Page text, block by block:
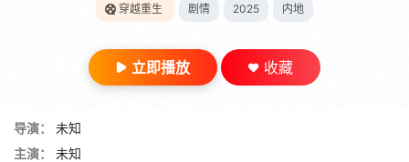
穿越重生 剧情 2025 内地
立即播放 收藏
导演：
未知
主演：
未知